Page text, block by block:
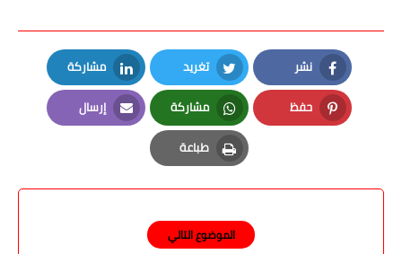
نشر
Facebook
تغريد
Twitter
مشاركة
LinkedIn
حفظ
Pinterest
مشاركة
Whatsapp
إرسال
Email
طباعة
Print
الموضوع التالي